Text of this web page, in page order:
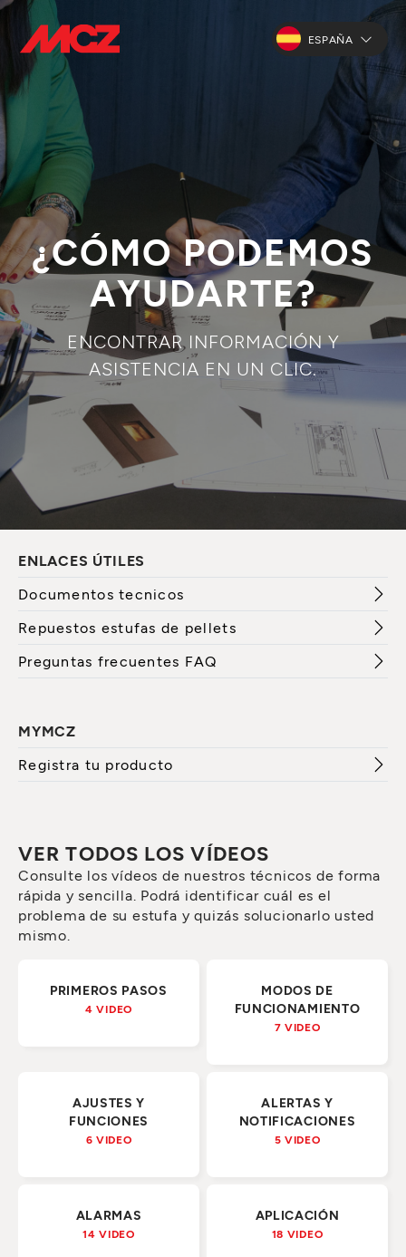
ESPAÑA
¿CÓMO PODEMOS
AYUDARTE?
ENCONTRAR INFORMACIÓN Y
ASISTENCIA EN UN CLIC.
ENLACES ÚTILES
Documentos tecnicos
Repuestos estufas de pellets
Preguntas frecuentes FAQ
MYMCZ
Registra tu producto
VER TODOS LOS VÍDEOS
Consulte los vídeos de nuestros técnicos de forma
rápida y sencilla. Podrá identificar cuál es el
problema de su estufa y quizás solucionarlo usted
mismo.
PRIMEROS PASOS
4 VIDEO
MODOS DE
FUNCIONAMIENTO
7 VIDEO
AJUSTES Y
FUNCIONES
6 VIDEO
ALERTAS Y
NOTIFICACIONES
5 VIDEO
ALARMAS
14 VIDEO
APLICACIÓN
18 VIDEO